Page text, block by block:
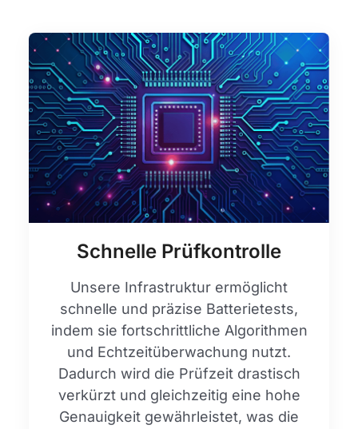
Schnelle Prüfkontrolle
Unsere Infrastruktur ermöglicht
schnelle und präzise Batterietests,
indem sie fortschrittliche Algorithmen
und Echtzeitüberwachung nutzt.
Dadurch wird die Prüfzeit drastisch
verkürzt und gleichzeitig eine hohe
Genauigkeit gewährleistet, was die